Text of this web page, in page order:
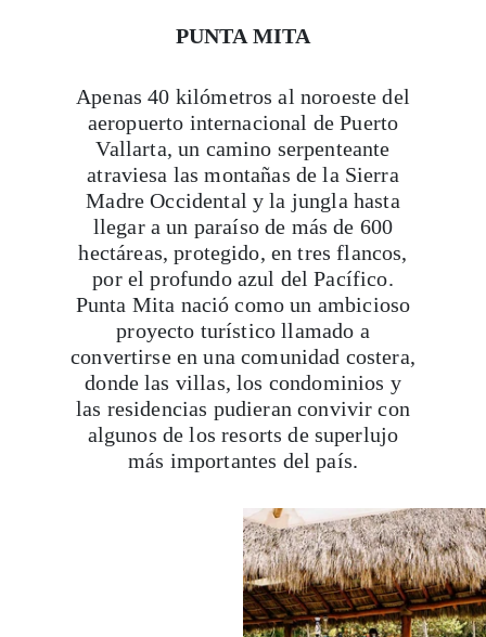
PUNTA MITA
Apenas 40 kilómetros al noroeste del
aeropuerto internacional de Puerto
Vallarta, un camino serpenteante
atraviesa las montañas de la Sierra
Madre Occidental y la jungla hasta
llegar a un paraíso de más de 600
hectáreas, protegido, en tres flancos,
por el profundo azul del Pacífico.
Punta Mita nació como un ambicioso
proyecto turístico llamado a
convertirse en una comunidad costera,
donde las villas, los condominios y
las residencias pudieran convivir con
algunos de los resorts de superlujo
más importantes del país.